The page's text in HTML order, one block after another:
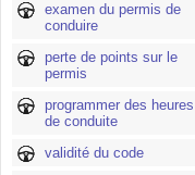
examen du permis de
conduire
perte de points sur le
permis
programmer des heures
de conduite
validité du code